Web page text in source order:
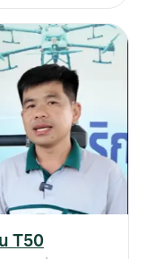
ที่มีแขนขุดอยู่ด้าน
ยนิยมเรียกกัน
บคโฮ นั่นเอง 🚜
วนสำคัญหลักๆ
หรับขุดตักวัสดุ2️⃣
กหรือขุดดิน3️⃣
กระจกเพื่อความ
– มีทั้ง
ในพื้นที่ต่างๆ5️⃣
– ช่วยเพิ่ม
งรถแบคโฮ/รถ
กหลาย
T50